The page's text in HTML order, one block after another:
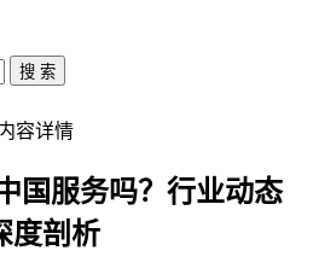
搜 索
容详情
国服务吗？行业动态
度剖析